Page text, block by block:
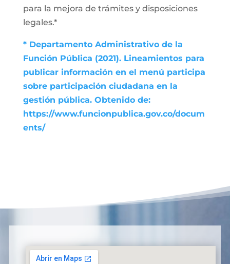
para la mejora de trámites y disposiciones
legales.*
* Departamento Administrativo de la
Función Pública (2021). Lineamientos para
publicar información en el menú participa
sobre participación ciudadana en la
gestión pública. Obtenido de:
https://www.funcionpublica.gov.co/docum
ents/